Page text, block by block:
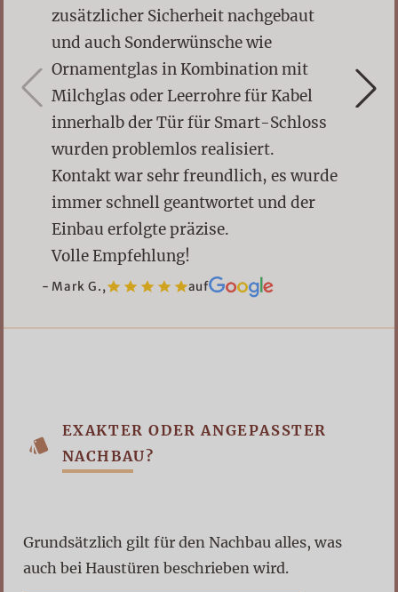
zusätzlicher Sicherheit nachgebaut
und auch Sonderwünsche wie
Ornamentglas in Kombination mit
Milchglas oder Leerrohre für Kabel
innerhalb der Tür für Smart-Schloss
wurden problemlos realisiert.
Kontakt war sehr freundlich, es wurde
immer schnell geantwortet und der
Einbau erfolgte präzise.
Volle Empfehlung!
Mark G., auf
EXAKTER ODER ANGEPASSTER
NACHBAU?
Grundsätzlich gilt für den Nachbau alles, was
auch bei Haustüren beschrieben wird.